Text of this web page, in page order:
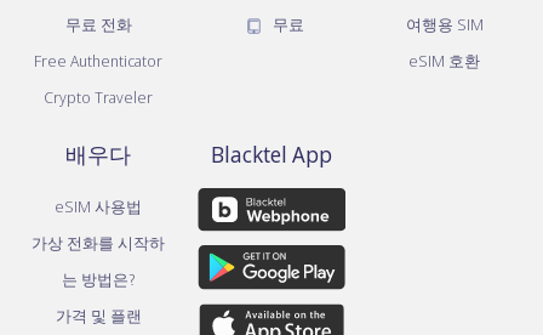
무료 전화
Free Authenticator
Crypto Traveler
무료
여행용 SIM
eSIM 호환
배우다
eSIM 사용법
가상 전화를 시작하
는 방법은?
가격 및 플랜
Blacktel App